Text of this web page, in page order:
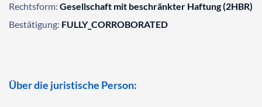
Rechtsform: Gesellschaft mit beschränkter Haftung (2HBR)
Bestätigung: FULLY_CORROBORATED
Über die juristische Person: